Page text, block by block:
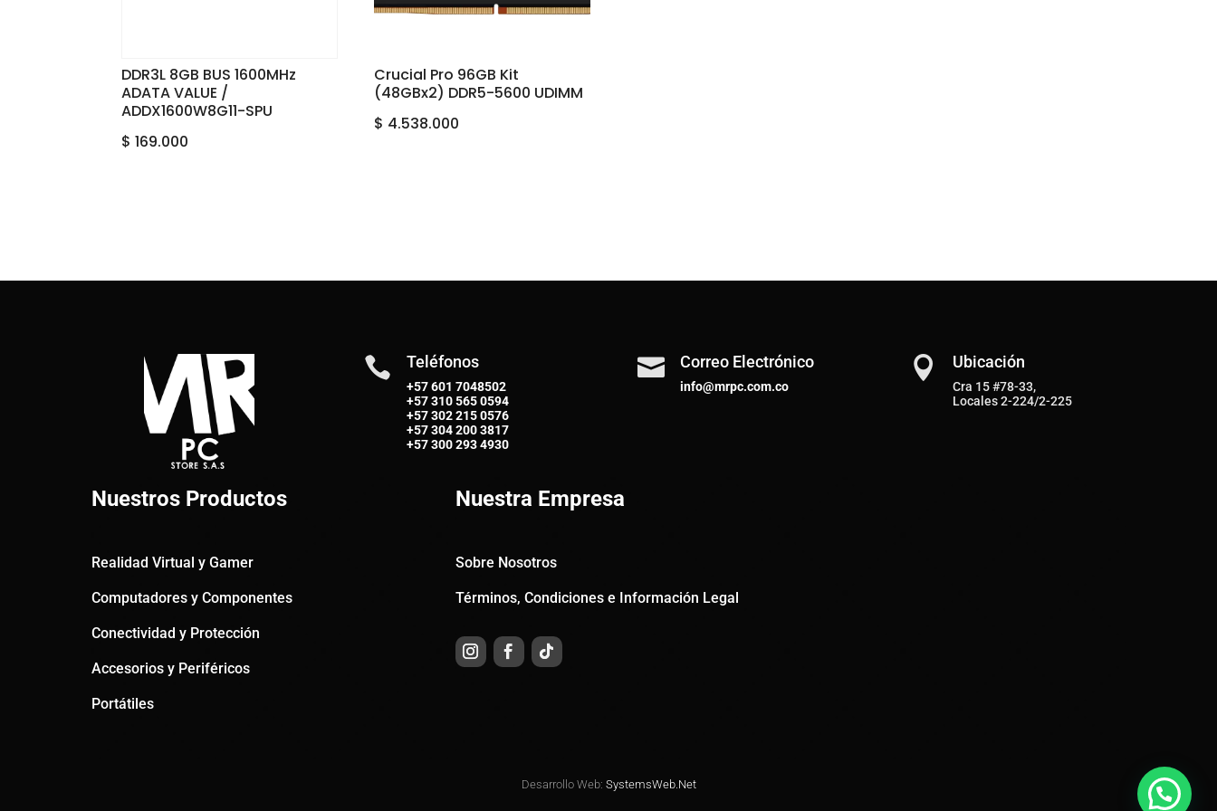
DDR3L 8GB BUS 1600MHz
ADATA VALUE /
ADDX1600W8G11-SPU
$ 169.000
Crucial Pro 96GB Kit
(48GBx2) DDR5-5600 UDIMM
$ 4.538.000
 Teléfonos
+57 601 7048502
+57310 565 0594
+57302 215 0576
+57304 200 3817
+57300 293 4930
 Correo Electrónico
info@mrpc.com.co
 Ubicación
Cra 15 #78-33,
Locales 2-224/2-225
Nuestros Productos
Realidad Virtual y Gamer
Computadores y Componentes
Conectividad y Protección
Accesorios y Periféricos
Portátiles
Nuestra Empresa
Sobre Nosotros
Términos, Condiciones e Información Legal
Desarrollo Web: SystemsWeb.Net